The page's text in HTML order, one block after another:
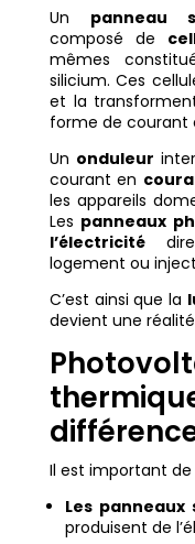
Un panneau
composé de
mêmes
silicium. Ces
et la
forme de courant
Un onduleur
courant en
les appareils
Les panneaux
l’électricité
logement ou
C’est ainsi que la
devient une
Il est important de
Les
produisent de